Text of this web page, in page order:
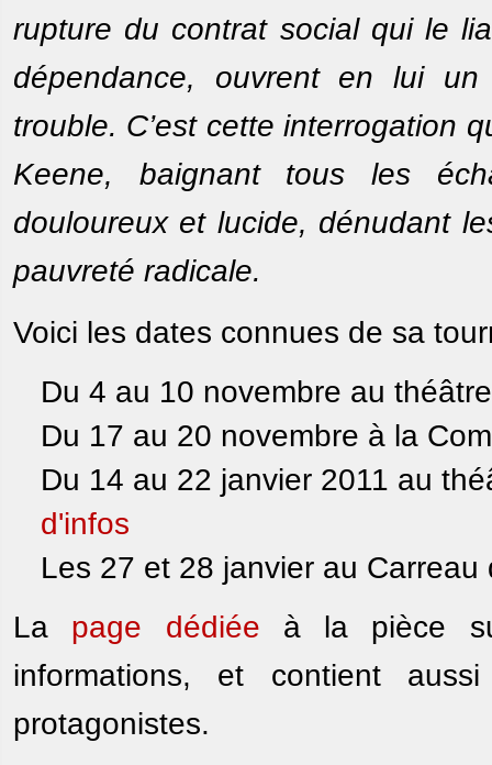
rupture du contrat social qui le
dépendance, ouvrent en lui un
trouble. C’est cette interrogation
Keene, baignant tous les
douloureux et lucide, dénudant
pauvreté radicale.
Voici les dates connues de sa
Du 4 au 10 novembre au
Du 17 au 20 novembre à la
Du 14 au 22 janvier 2011 au
d'infos
Les 27 et 28 janvier au
La page dédiée à la pièce
informations, et contient
protagonistes.